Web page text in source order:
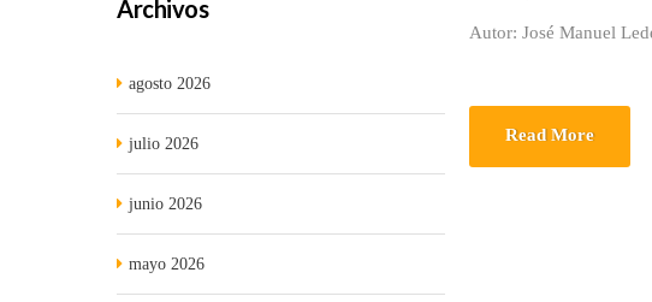
Autor: José Manuel
Read More
Archivos
agosto 2026
julio 2026
junio 2026
mayo 2026